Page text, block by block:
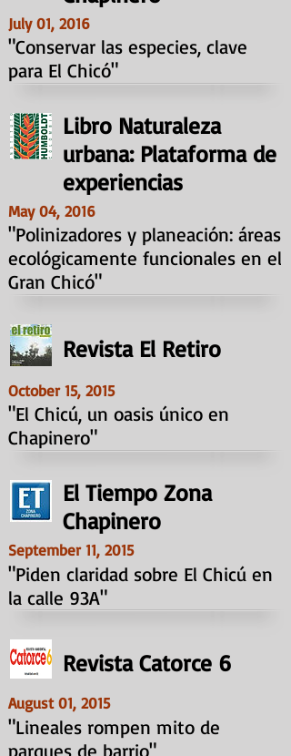
July 01, 2016
"Conservar las especies, clave
para El Chicó"
Libro Naturaleza
urbana: Plataforma de
experiencias
May 04, 2016
"Polinizadores y planeación: áreas
ecológicamente funcionales en el
Gran Chicó"
Revista El Retiro
October 15, 2015
"El Chicú, un oasis único en
Chapinero"
El Tiempo Zona
Chapinero
September 11, 2015
"Piden claridad sobre El Chicú en
la calle 93A"
Revista Catorce 6
August 01, 2015
"Lineales rompen mito de
parques de barrio"